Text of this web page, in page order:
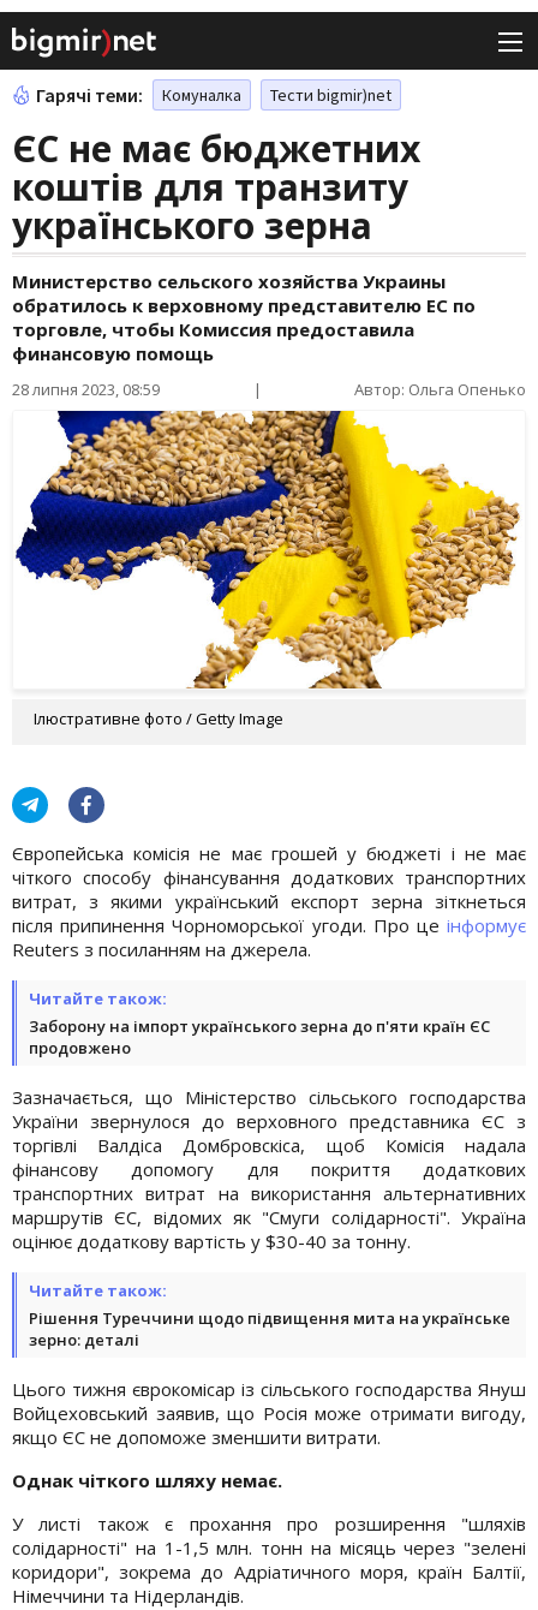
Гарячі теми: Комуналка Тести bigmir)net
ЄС не має бюджетних
коштів для транзиту
українського зерна
Министерство сельского хозяйства Украины
обратилось к верховному представителю ЕС по
торговле, чтобы Комиссия предоставила
финансовую помощь
28 липня 2023, 08:59 | Автор: Ольга Опенько
Ілюстративне фото / Getty Image
Європейська комісія не має грошей у бюджеті і не має
чіткого способу фінансування додаткових транспортних
витрат, з якими український експорт зерна зіткнеться
після припинення Чорноморської угоди. Про це інформує
Reuters з посиланням на джерела.
Читайте також:
Заборону на імпорт українського зерна до п'яти країн ЄС
продовжено
Зазначається, що Міністерство сільського господарства
України звернулося до верховного представника ЄС з
торгівлі Валдіса Домбровскіса, щоб Комісія надала
фінансову допомогу для покриття додаткових
транспортних витрат на використання альтернативних
маршрутів ЄС, відомих як "Смуги солідарності". Україна
оцінює додаткову вартість у $30-40 за тонну.
Читайте також:
Рішення Туреччини щодо підвищення мита на українське
зерно: деталі
Цього тижня єврокомісар із сільського господарства Януш
Войцеховський заявив, що Росія може отримати вигоду,
якщо ЄС не допоможе зменшити витрати.
Однак чіткого шляху немає.
У листі також є прохання про розширення "шляхів
солідарності" на 1-1,5 млн. тонн на місяць через "зелені
коридори", зокрема до Адріатичного моря, країн Балтії,
Німеччини та Нідерландів.